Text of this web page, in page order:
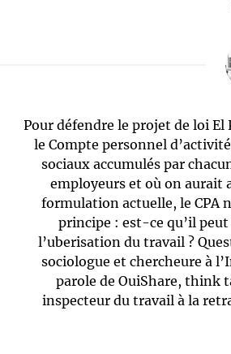
Le médiateur
Pour défendre le projet de loi
le Compte personnel
sociaux accumulés par
employeurs et où on aurait
formulation actuelle, le CPA
principe : est-ce qu’il
l’uberisation du travail ?
sociologue et chercheure à
parole de OuiShare, think
inspecteur du travail à la